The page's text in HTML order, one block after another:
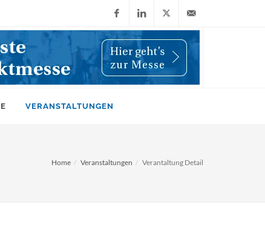
FacebookLinkedIn
X
(Twitter)
info@wiwi-
VERANSTALTUNGEN
Home Veranstaltungen Verantaltung Detail